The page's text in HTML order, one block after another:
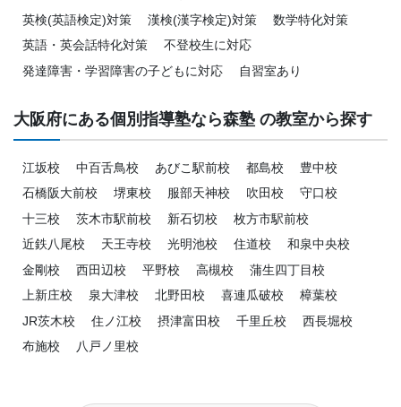
英検(英語検定)対策
漢検(漢字検定)対策
数学特化対策
英語・英会話特化対策
不登校生に対応
発達障害・学習障害の子どもに対応
自習室あり
大阪府にある個別指導塾なら森塾 の教室から探す
江坂校 中百舌鳥校 あびこ駅前校 都島校
豊中校
石橋阪大前校
堺東校 服部天神校 吹田校
守口校
十三校
茨木市駅前校 新石切校
枚方市駅前校
近鉄八尾校
天王寺校 光明池校 住道校
和泉中央校
金剛校
西田辺校 平野校 高槻校
蒲生四丁目校
上新庄校
泉大津校 北野田校 喜連瓜破校
樟葉校
JR茨木校
住ノ江校 摂津富田校 千里丘校
西長堀校
布施校
八戸ノ里校